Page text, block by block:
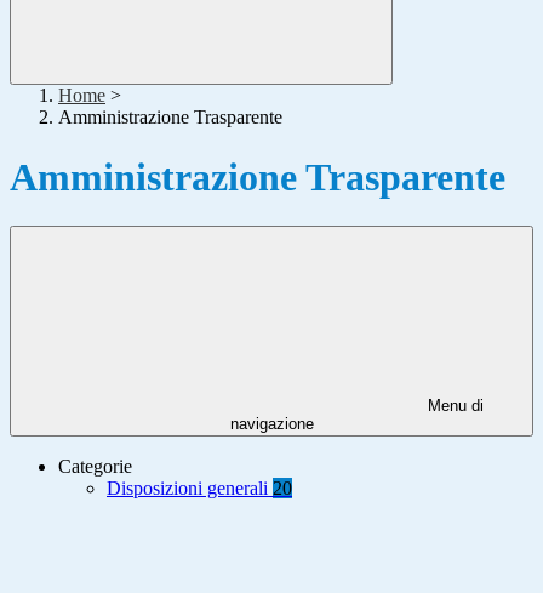
Home >
Amministrazione Trasparente
Amministrazione Trasparente
Menu di
navigazione
Categorie
Disposizioni generali 20